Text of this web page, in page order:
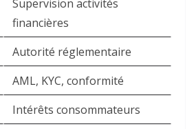
Supervision activités
financières
Autorité réglementaire
AML, KYC, conformité
Intérêts consommateurs